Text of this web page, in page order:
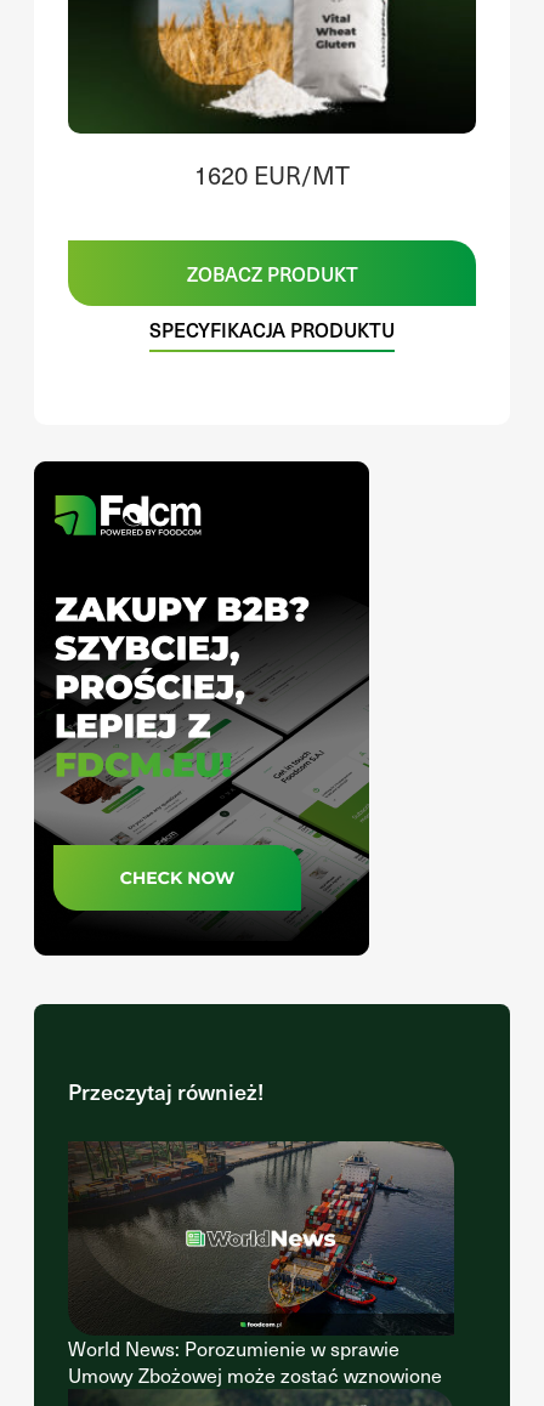
1620 EUR/MT
ZOBACZ PRODUKT
SPECYFIKACJA PRODUKTU
Przeczytaj również!
World News: Porozumienie w sprawie
Umowy Zbożowej może zostać wznowione